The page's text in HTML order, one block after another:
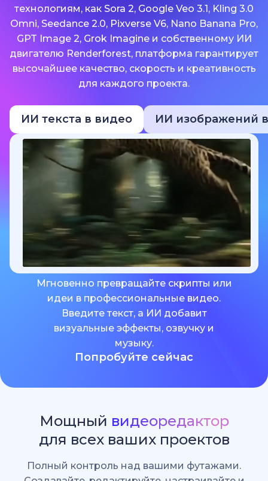
технологиям, как Sora 2, Google Veo 3.1, Kling 3.0
Omni, Seedance 2.0, Pixverse V6, Nano Banana Pro,
GPT Image 2, Grok Imagine и собственному ИИ
двигателю Renderforest, платформа гарантирует
высочайшее качество, скорость и креативность
для каждого проекта.
ИИ текста в видео ИИ изображений
Мгновенно превращайте скрипты или
идеи в профессиональные видео.
Введите текст, а ИИ добавит
визуальные эффекты, озвучку и
музыку.
Попробуйте сейчас
Мощный видеоредактор
для всех ваших проектов
Полный контроль над вашими футажами.